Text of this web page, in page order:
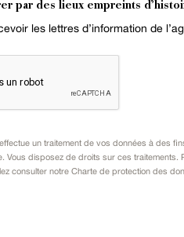
par des lieux empreints
les lettres d’information de
un traitement de vos données à des
Vous disposez de droits sur ces traitements.
consulter notre Charte de protection des